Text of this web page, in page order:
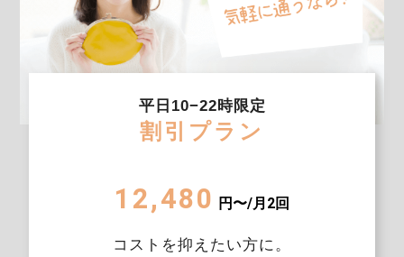
平日10−22時限定
割引プラン
12,480 円〜/月2回
コストを抑えたい方に。